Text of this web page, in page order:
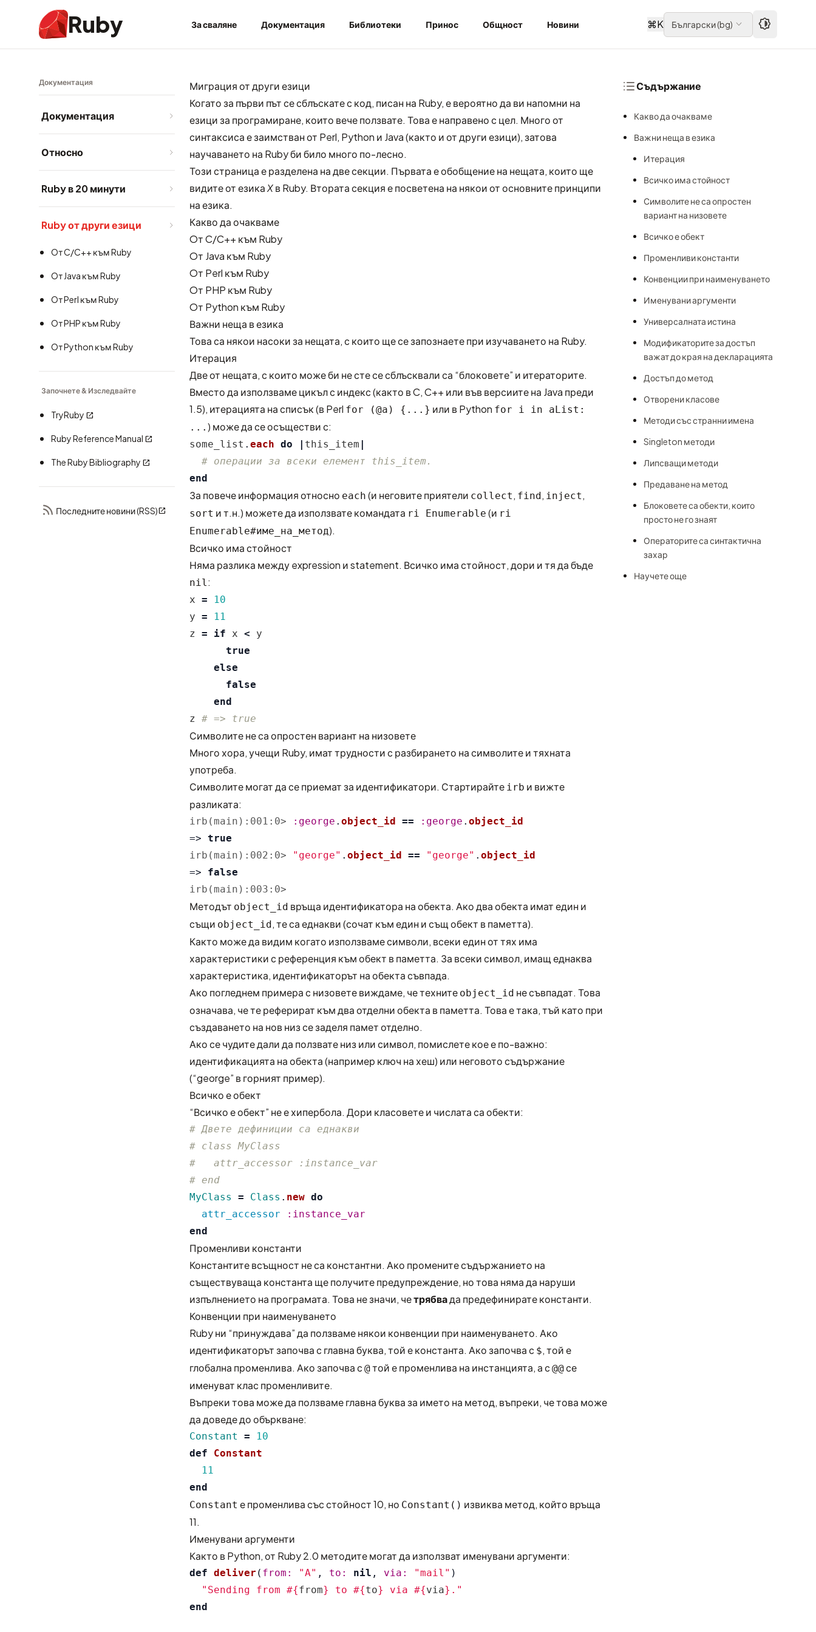
Ruby За сваляне Документация Библиотеки Принос Общност Новини ⌘K Български(bg)
Документация
Документация
Относно
Ruby в 20 минути
Ruby от други езици
Oт C/C++ към Ruby
Oт Java към Ruby
Oт Perl към Ruby
Oт PHP към Ruby
Oт Python към Ruby
Започнете & Изследвайте
TryRuby
Ruby Reference Manual
The Ruby Bibliography
Последните новини (RSS)
Миграция от други езици
Когато за първи път се сблъскате с код, писан на Ruby, е вероятно да ви напомни на
езици за програмиране, които вече ползвате. Това е направено с цел. Много от
синтаксиса е заимстван от Perl, Python и Java (както и от други езици), затова
научаването на Ruby би било много по-лесно.
Този страница е разделена на две секции. Първата е обобщение на нещата, които ще
видите от езикаXв Ruby. Втората секция е посветена на някои от основните принципи
на езика.
Какво да очакваме
Oт C/C++ към Ruby
Oт Java към Ruby
Oт Perl към Ruby
Oт PHP към Ruby
Oт Python към Ruby
Важни неща в езика
Това са някои насоки за нещата, с които ще се запознаете при изучаването на Ruby.
Итерация
Две от нещата, с които може би не сте се сблъсквали са “блоковете” и итераторите.
Вместо да използваме цикъл с индекс (както в C, C++ или във версиите на Java преди
1.5), итерацията на списък (в Perl for (@a) {...} или в Python for i in aList:
... ) може да се осъществи с:
some_list . each do | this_item |
# операции за всеки елемент this_item.
end
За повече информация относно each (и неговите приятели collect , find, inject ,
sort и т.н.) можете да използвате командата ri Enumerable (и ri
Enumerable#име_на_метод).
Всичко има стойност
Няма разлика между expression и statement. Всичко има стойност, дори и тя да бъде
nil:
x =
10
y =
11
z = if x <
y
true
else
false
end
z # => true
Символите не са опростен вариант на низовете
Много хора, учещи Ruby, имат трудности с разбирането на символите и тяхната
употреба.
Символите могат да се приемат за идентификатори. Стартирайте irb и вижте
разликата:
irb(main):001:0> :george . object_id == :george . object_id
=> true
irb(main):002:0>
"george" . object_id == "george" . object_id
=>
false
irb(main):003:0>
Методът object_id връща идентификатора на обекта. Ако два обекта имат един и
същи object_id, те са еднакви (сочат към един и същ обект в паметта).
Както може да видим когато използваме символи, всеки един от тях има
характеристики с референция към обект в паметта. За всеки символ, имащ еднаква
характеристика, идентификаторът на обекта съвпада.
Ако погледнем примера с низовете виждаме, че техните object_id не съвпадат. Това
означава, че те реферират към два отделни обекта в паметта. Това е така, тъй като при
създаването на нов низ се заделя памет отделно.
Ако се чудите дали да ползвате низ или символ, помислете кое е по-важно:
идентификацията на обекта (например ключ на хеш) или неговото съдържание
(“george” в горният пример).
Всичко е обект
“Всичко е обект” не е хипербола. Дори класовете и числата са обекти:
# Двете дефиниции са еднакви
# class MyClass
#   attr_accessor :instance_var
# end
MyClass
= Class . new do
attr_accessor
:instance_var
end
Променливи константи
Константите всъщност не са константни. Ако промените съдържанието на
съществуваща константа ще получите предупреждение, но това няма да наруши
изпълнението на програмата. Това не значи, четрябвада предефинирате константи.
Конвенции при наименуването
Ruby ни “принуждава” да ползваме някои конвенции при наименуването. Ако
идентификаторът започва с главна буква, той е константа. Ако започва с $, той е
глобална променлива. Ако започва с @той е променлива на инстанцията, а с @@се
именуват клас променливите.
Въпреки това може да ползваме главна буква за името на метод, въпреки, че това може
да доведе до объркване:
Constant =
10
def
Constant
11
end
Constant е променлива със стойност 10, но Constant() извиква метод, който връща
11.
Именувани аргументи
Както в Python, от Ruby 2.0 методите могат да използват именувани аргументи:
def deliver ( from: "A" , to: nil , via: "mail" )
"Sending from #{from} to #{to} via #{via} ."
end
Съдържание
Какво да очакваме
Важни неща в езика
Итерация
Всичко има стойност
Символите не са опростен
вариант на низовете
Всичко е обект
Променливи константи
Конвенции при наименуването
Именувани аргументи
Универсалната истина
Модификаторите за достъп
важат до края на декларацията
Достъп до метод
Отворени класове
Методи със странни имена
Singleton методи
Липсващи методи
Предаване на метод
Блоковете са обекти, които
просто не го знаят
Операторите са синтактична
захар
Научете още